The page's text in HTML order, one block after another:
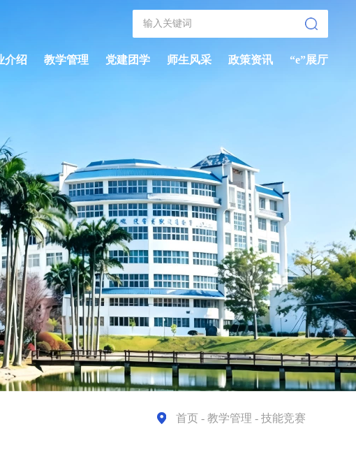
介绍 教学管理 党建团学 师生风采 政策资讯 “e”展厅
首页 - 教学管理 - 技能竞赛